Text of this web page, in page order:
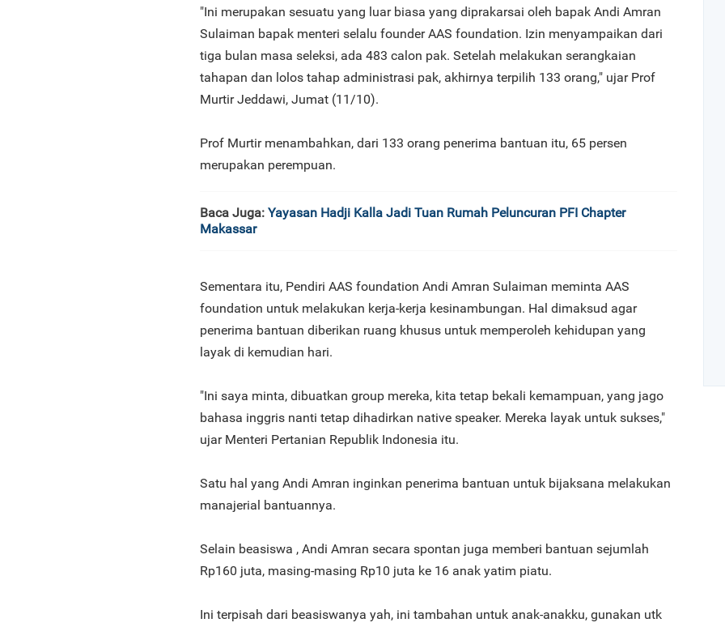
"Ini merupakan sesuatu yang luar biasa yang diprakarsai oleh bapak Andi Amran
Sulaiman bapak menteri selalu founder AAS foundation. Izin menyampaikan dari
tiga bulan masa seleksi, ada 483 calon pak. Setelah melakukan serangkaian
tahapan dan lolos tahap administrasi pak, akhirnya terpilih 133 orang," ujar Prof
Murtir Jeddawi, Jumat (11/10).
Prof Murtir menambahkan, dari 133 orang penerima bantuan itu, 65 persen
merupakan perempuan.
Baca Juga: Yayasan Hadji Kalla Jadi Tuan Rumah Peluncuran PFI Chapter
Makassar
Sementara itu, Pendiri AAS foundation Andi Amran Sulaiman meminta AAS
foundation untuk melakukan kerja-kerja kesinambungan. Hal dimaksud agar
penerima bantuan diberikan ruang khusus untuk memperoleh kehidupan yang
layak di kemudian hari.
"Ini saya minta, dibuatkan group mereka, kita tetap bekali kemampuan, yang jago
bahasa inggris nanti tetap dihadirkan native speaker. Mereka layak untuk sukses,"
ujar Menteri Pertanian Republik Indonesia itu.
Satu hal yang Andi Amran inginkan penerima bantuan untuk bijaksana melakukan
manajerial bantuannya.
Selain beasiswa , Andi Amran secara spontan juga memberi bantuan sejumlah
Rp160 juta, masing-masing Rp10 juta ke 16 anak yatim piatu.
Ini terpisah dari beasiswanya yah, ini tambahan untuk anak-anakku, gunakan utk